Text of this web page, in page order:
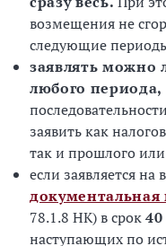
возмещения не
следующие
заявлять можно
любого периода,
заявить как
так и прошлого
если заявляется
документальная
78.1.8 НК) в срок
наступающих по